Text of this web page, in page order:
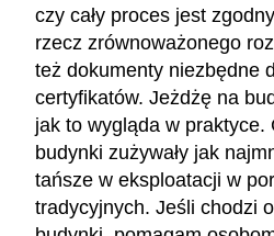
czy cały proces jest
rzecz zrównoważonego
też dokumenty niezbędne
certyfikatów. Jeżdżę na
jak to wygląda w praktyce.
budynki zużywały jak
tańsze w eksploatacji w
tradycyjnych. Jeśli chodzi